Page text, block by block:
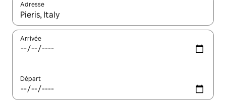
Adresse
Lorsque les résultats s'affichent, utilisez les flèches vers le
Arrivée
Départ